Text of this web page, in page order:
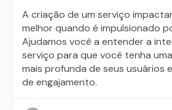
A criação de um serviço
melhor quando é impulsionado
Ajudamos você a entender a
serviço para que você tenha
mais profunda de seus usuários
de engajamento.